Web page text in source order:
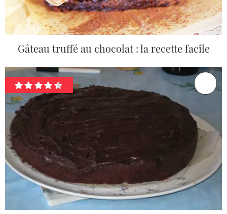
Gâteau truffé au chocolat : la recette facile